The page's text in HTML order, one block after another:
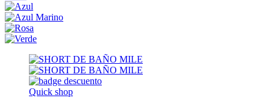
Quick shop